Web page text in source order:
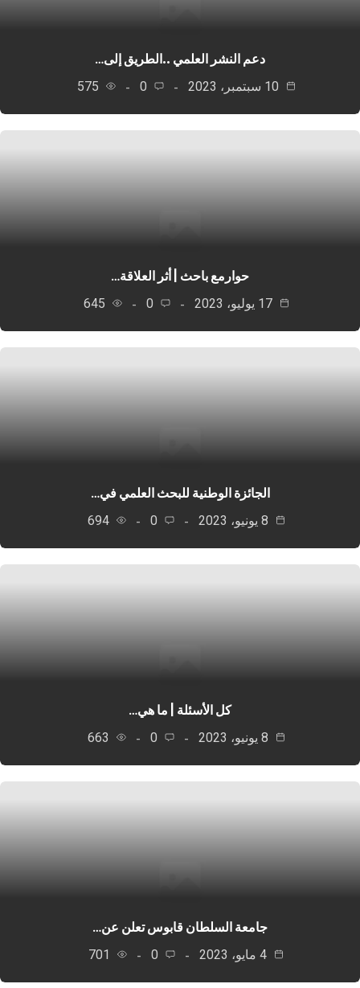
دعم النشر العلمي ..الطريق إلى…
0
575
حوارمع باحث | أثر العلاقة…
0
645
الجائزة الوطنية للبحث العلمي في…
0
694
كل الأسئلة | ما هي…
0
663
جامعة السلطان قابوس تعلن عن…
0
701